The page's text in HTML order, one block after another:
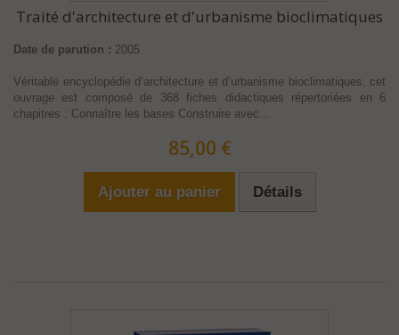
Traité d'architecture et d'urbanisme bioclimatiques
Date de parution : 2005
Véritable encyclopédie d’architecture et d’urbanisme bioclimatiques, cet
ouvrage est composé de 368 fiches didactiques répertoriées en 6
chapitres : Connaître les bases Construire avec...
85,00 €
Ajouter au panier Détails